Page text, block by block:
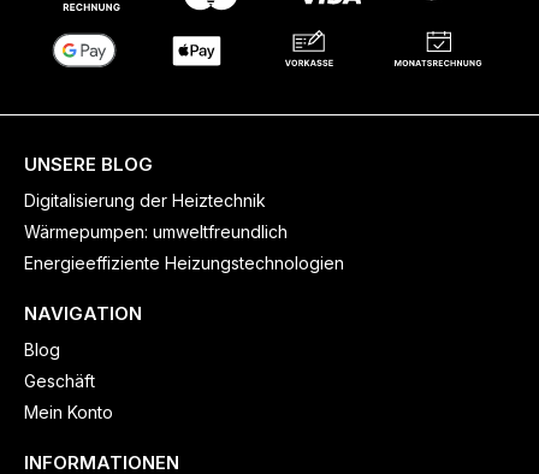
UNSERE BLOG
Digitalisierung der Heiztechnik
Wärmepumpen: umweltfreundlich
Energieeffiziente Heizungstechnologien
NAVIGATION
Blog
Geschäft
Mein Konto
INFORMATIONEN